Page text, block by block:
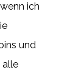
ich
und
alle